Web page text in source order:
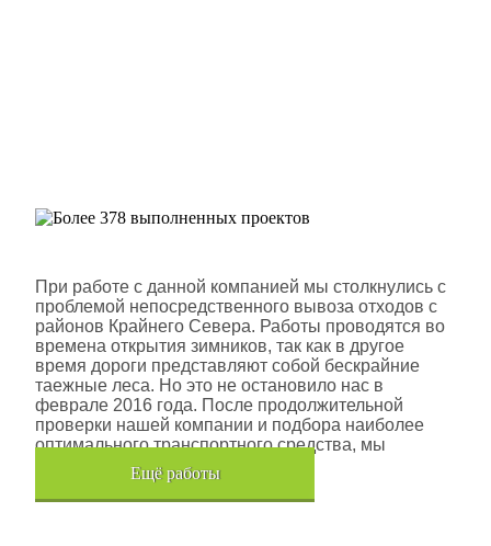
При работе с данной компанией мы столкнулись с
проблемой непосредственного вывоза отходов с
районов Крайнего Севера. Работы проводятся во
времена открытия зимников, так как в другое
время дороги представляют собой бескрайние
таежные леса. Но это не остановило нас в
феврале 2016 года. После продолжительной
проверки нашей компании и подбора наиболее
оптимального транспортного средства, мы
помогли данной компании.
Eщё работы